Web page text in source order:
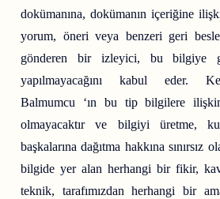
dokümanına, dokümanın içeriğine
yorum, öneri veya benzeri geri
gönderen bir izleyici, bu bilgiye
yapılmayacağını kabul eder.
Balmumcu ‘ın bu tip bilgilere
olmayacaktır ve bilgiyi üretme,
başkalarına dağıtma hakkına
bilgide yer alan herhangi bir fikir,
teknik, tarafımızdan herhangi bir